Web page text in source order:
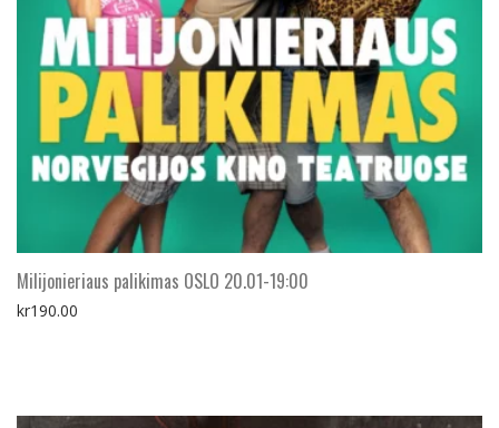
Milijonieriaus palikimas OSLO 20.01-19:00
kr190.00